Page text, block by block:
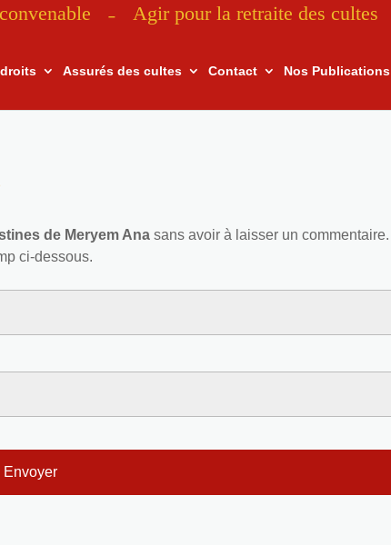
– Agir pour la retraite des cultes
Assurés des cultes Contact Nos Publications
de Meryem Ana sans avoir à laisser un commentaire.
ci-dessous.